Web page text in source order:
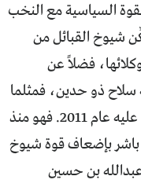
السياسية مع النخب
شيوخ القبائل من
فضلاً عن
سلاح ذو حدين، فمثلما
سهلت له السيطرة على المجتمع خلال السنوات الثلاث والثلاثين الماضية، سهلت الانقلاب عليه عام 2011. فهو منذ
الجاد لتوريث رئاسة الجمهورية، بعد نجاح التوريث في سوريا عام 2000، باشر بإضعاف قوة شيوخ
بن حسين